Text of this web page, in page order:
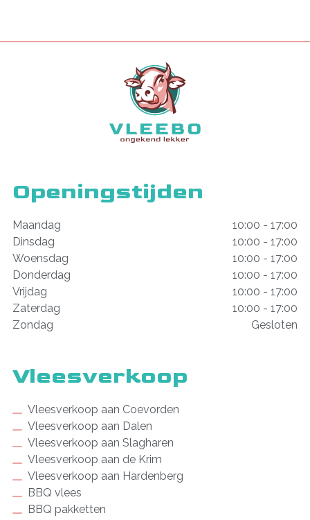
Openingstijden
Maandag
10:00 - 17:00
Dinsdag
10:00 - 17:00
Woensdag
10:00 - 17:00
Donderdag
10:00 - 17:00
Vrijdag
10:00 - 17:00
Zaterdag
10:00 - 17:00
Zondag
Gesloten
Vleesverkoop
Vleesverkoop aan Coevorden
Vleesverkoop aan Dalen
Vleesverkoop aan Slagharen
Vleesverkoop aan de Krim
Vleesverkoop aan Hardenberg
BBQ vlees
BBQ pakketten